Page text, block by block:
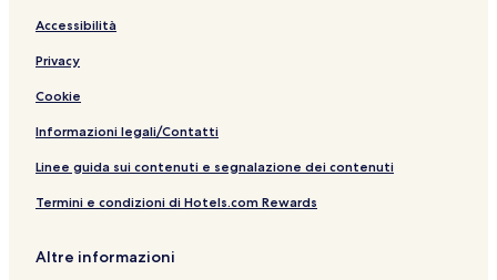
t
l
Accessibilità
Privacy
Cookie
Informazioni legali/Contatti
Linee guida sui contenuti e segnalazione dei contenuti
Termini e condizioni di Hotels.com Rewards
Altre informazioni